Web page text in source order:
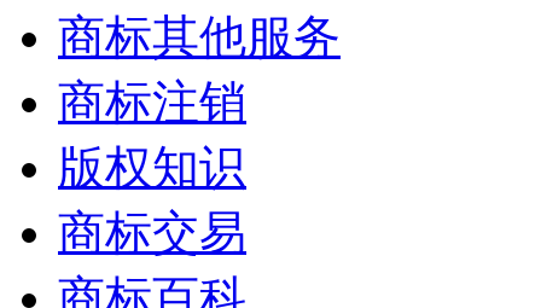
商标其他服务
商标注销
版权知识
商标交易